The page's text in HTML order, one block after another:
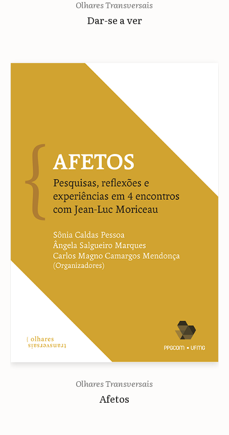
Olhares Transversais
Dar-se a ver
Olhares Transversais
Afetos